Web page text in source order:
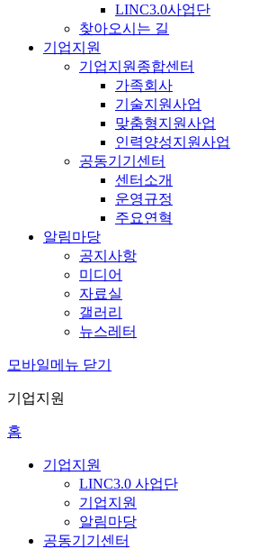
LINC3.0사업단
찾아오시는 길
기업지원
기업지원종합센터
가족회사
기술지원사업
맞춤형지원사업
인력양성지원사업
공동기기센터
센터소개
운영규정
주요연혁
알림마당
공지사항
미디어
자료실
갤러리
뉴스레터
모바일메뉴 닫기
기업지원
홈
기업지원
LINC3.0 사업단
기업지원
알림마당
공동기기센터